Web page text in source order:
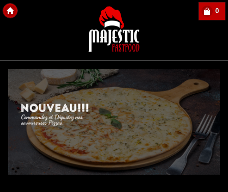
0
Copyright Des-click